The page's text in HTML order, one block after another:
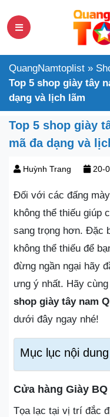
QuangNamtoplist »
Top 5 shop giày tây
dạng và lịch lãm
Top 5 shop giày
mã đa dạng và
Huỳnh Trang 20-
Đối với các đấng
không thể thiếu giúp
sang trọng hơn. Đặc
không thể thiếu để
đừng ngần ngại hãy
ưng ý nhất. Hãy cùng
shop giày tây nam
dưới đây ngay nhé!
Mục lục nội dung
Cửa hàng Giày BQ
Tọa lạc tại vị trí đắc